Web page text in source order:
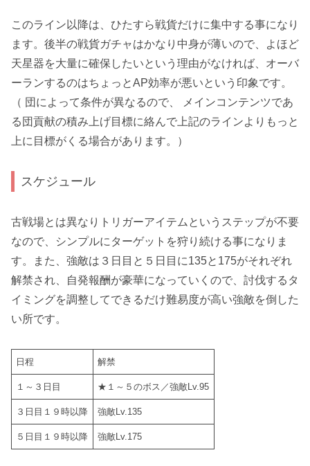
このライン以降は、ひたすら戦貨だけに集中する事になり
ます。後半の戦貨ガチャはかなり中身が薄いので、よほど
天星器を大量に確保したいという理由がなければ、オーバ
ーランするのはちょっとAP効率が悪いという印象です。
（ 団によって条件が異なるので、 メインコンテンツであ
る団貢献の積み上げ目標に絡んで上記のラインよりもっと
上に目標がくる場合があります。）
スケジュール
古戦場とは異なりトリガーアイテムというステップが不要
なので、シンプルにターゲットを狩り続ける事になりま
す。また、強敵は３日目と５日目に135と175がそれぞれ
解禁され、自発報酬が豪華になっていくので、討伐するタ
イミングを調整してできるだけ難易度が高い強敵を倒した
い所です。
日程 解禁
１～３日目 ★１～５のボス／強敵Lv.95
３日目１９時以降 強敵Lv.135
５日目１９時以降 強敵Lv.175